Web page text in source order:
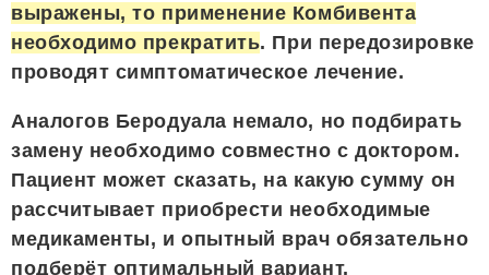
выражены, то применение Комбивента
необходимо прекратить. При передозировке
проводят симптоматическое лечение.
Аналогов Беродуала немало, но подбирать
замену необходимо совместно с доктором.
Пациент может сказать, на какую сумму он
рассчитывает приобрести необходимые
медикаменты, и опытный врач обязательно
подберёт оптимальный вариант.